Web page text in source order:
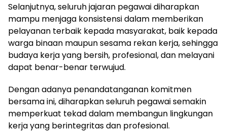
Selanjutnya, seluruh jajaran pegawai diharapkan
mampu menjaga konsistensi dalam memberikan
pelayanan terbaik kepada masyarakat, baik kepada
warga binaan maupun sesama rekan kerja, sehingga
budaya kerja yang bersih, profesional, dan melayani
dapat benar-benar terwujud.
Dengan adanya penandatanganan komitmen
bersama ini, diharapkan seluruh pegawai semakin
memperkuat tekad dalam membangun lingkungan
kerja yang berintegritas dan profesional.